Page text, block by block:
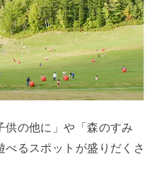
供の他に」や「森のすみ
るスポットが盛りだくさ